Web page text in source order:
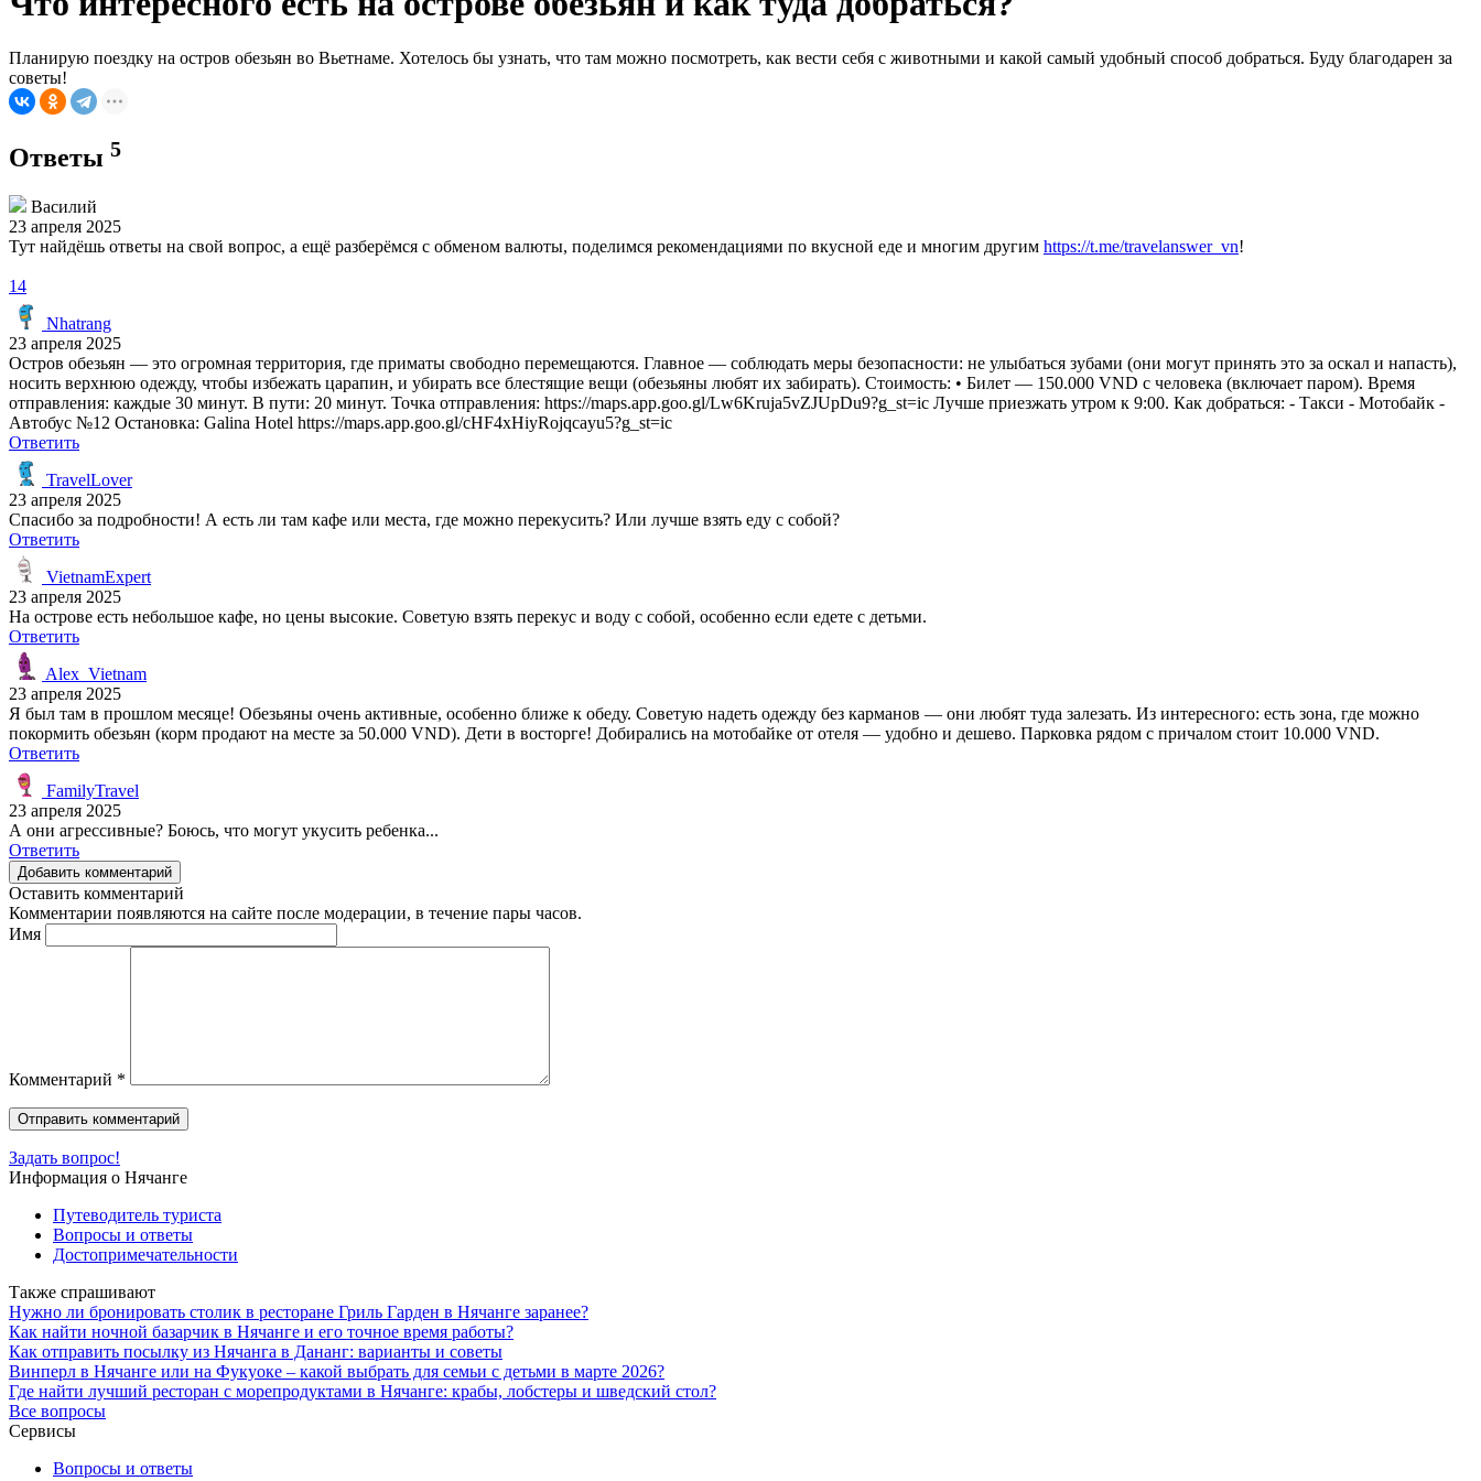
Планирую поездку на остров обезьян во Вьетнаме. Хотелось бы узнать, что там можно посмотреть, как вести себя с животными и какой самый удобный способ добраться. Буду благодарен за
советы!
Ответы 5
Василий
23 апреля 2025
Тут найдёшь ответы на свой вопрос, а ещё разберёмся с обменом валюты, поделимся рекомендациями по вкусной еде и многим другим https://t.me/travelanswer_vn!
14
Nhatrang
23 апреля 2025
Остров обезьян — это огромная территория, где приматы свободно перемещаются. Главное — соблюдать меры безопасности: не улыбаться зубами (они могут принять это за оскал и напасть),
носить верхнюю одежду, чтобы избежать царапин, и убирать все блестящие вещи (обезьяны любят их забирать). Стоимость: • Билет — 150.000 VND с человека (включает паром). Время
отправления: каждые 30 минут. В пути: 20 минут. Точка отправления: https://maps.app.goo.gl/Lw6Kruja5vZJUpDu9?g_st=ic Лучше приезжать утром к 9:00. Как добраться: - Такси - Мотобайк -
Автобус №12 Остановка: Galina Hotel https://maps.app.goo.gl/cHF4xHiyRojqcayu5?g_st=ic
Ответить
TravelLover
23 апреля 2025
Спасибо за подробности! А есть ли там кафе или места, где можно перекусить? Или лучше взять еду с собой?
Ответить
VietnamExpert
23 апреля 2025
На острове есть небольшое кафе, но цены высокие. Советую взять перекус и воду с собой, особенно если едете с детьми.
Ответить
Alex_Vietnam
23 апреля 2025
Я был там в прошлом месяце! Обезьяны очень активные, особенно ближе к обеду. Советую надеть одежду без карманов — они любят туда залезать. Из интересного: есть зона, где можно
покормить обезьян (корм продают на месте за 50.000 VND). Дети в восторге! Добирались на мотобайке от отеля — удобно и дешево. Парковка рядом с причалом стоит 10.000 VND.
Ответить
FamilyTravel
23 апреля 2025
А они агрессивные? Боюсь, что могут укусить ребенка...
Ответить
Добавить комментарий
Оставить комментарий
Комментарии появляются на сайте после модерации, в течение пары часов.
Имя
Комментарий *
Задать вопрос!
Информация о Нячанге
Путеводитель туриста
Вопросы и ответы
Достопримечательности
Также спрашивают
Нужно ли бронировать столик в ресторане Гриль Гарден в Нячанге заранее?
Как найти ночной базарчик в Нячанге и его точное время работы?
Как отправить посылку из Нячанга в Дананг: варианты и советы
Винперл в Нячанге или на Фукуоке – какой выбрать для семьи с детьми в марте 2026?
Где найти лучший ресторан с морепродуктами в Нячанге: крабы, лобстеры и шведский стол?
Все вопросы
Сервисы
Вопросы и ответы